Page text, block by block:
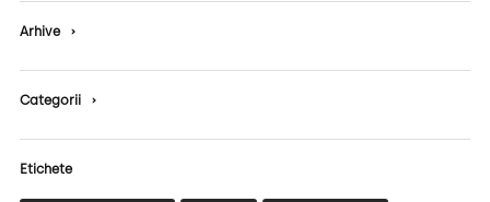
Arhive ›
Categorii ›
Etichete